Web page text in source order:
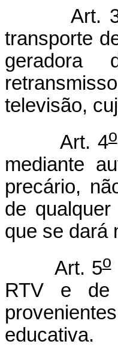
Art.
transporte
geradora
televisão,
Art. 4o
mediante
precário,
de
que se dará
Art. 5o
RTV e de
educativa.